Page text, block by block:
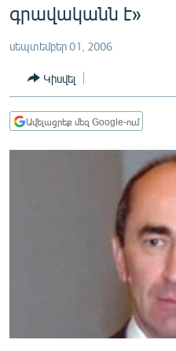
ԻՐԱՎՈՒՆՔ
ՀԱՍԱՐԱԿՈՒԹՅՈՒՆ
ՂԱՐԱԲԱՂ
ՊԱՏԵՐԱԶՄԻ 6 ՇԱԲԱԹՆԵՐԸ
ՏԱՐԱԾԱՇՐՋԱՆ
ՄԵԿՆԱԲԱՆՈՒԹՅՈՒՆ
գրավականն է»
սեպտեմբեր 01, 2006
Կիսվել
Ավելացրեք մեզ Google-ում